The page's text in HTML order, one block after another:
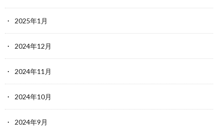
2025年1月
2024年12月
2024年11月
2024年10月
2024年9月